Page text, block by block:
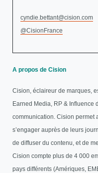
cyndie.bettant@cision.com
@CisionFrance
A propos de Cision
Cision, éclaireur de marques,
Earned Media, RP & Influence
communication. Cision permet
s’engager auprès de leurs
de diffuser du contenu, et de
Cision compte plus de 4 000
pays différents (Amériques,